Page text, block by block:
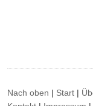
Nach oben | Start |